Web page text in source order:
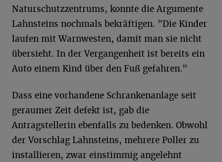
Naturschutzzentrums, konnte die Argumente
Lahnsteins nochmals bekräftigen. "Die Kinder
laufen mit Warnwesten, damit man sie nicht
übersieht. In der Vergangenheit ist bereits ein
Auto einem Kind über den Fuß gefahren."
Dass eine vorhandene Schrankenanlage seit
geraumer Zeit defekt ist, gab die
Antragstellerin ebenfalls zu bedenken. Obwohl
der Vorschlag Lahnsteins, mehrere Poller zu
installieren, zwar einstimmig angelehnt